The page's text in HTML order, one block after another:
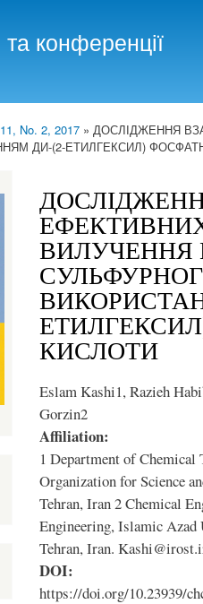
конференції
No. 2, 2017 » ДОСЛІДЖЕННЯ
ДИ-(2-ЕТИЛГЕКСИЛ)
ВИЛУЧЕННЯ
КИСЛОТИ
Eslam Kashi1, Razieh
Gorzin2
Affiliation:
1 Department of Chemical
Organization for Science
Tehran, Iran 2 Chemical
Engineering, Islamic
Tehran, Iran.
DOI:
https://doi.org/10.23939/